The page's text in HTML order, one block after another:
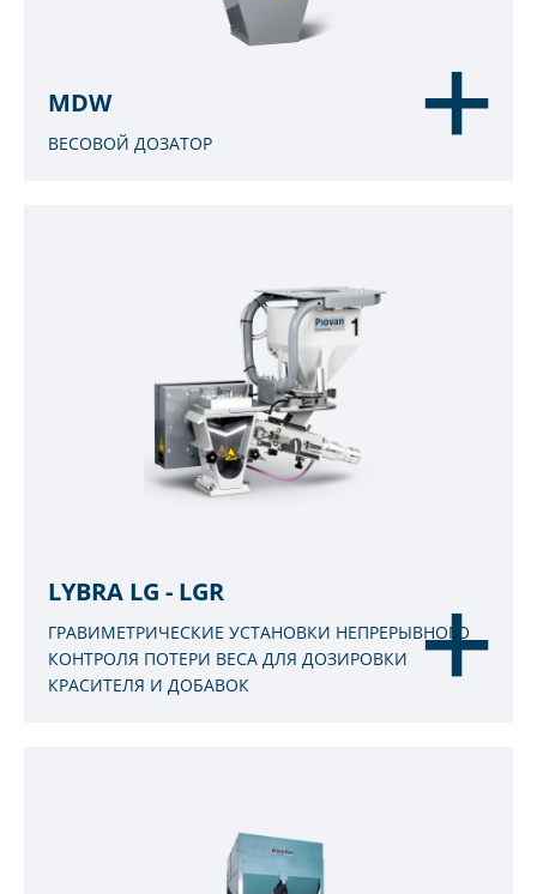
MDW
ВЕСОВОЙ ДОЗАТОР
LYBRA LG - LGR
ГРАВИМЕТРИЧЕСКИЕ УСТАНОВКИ НЕПРЕРЫВНОГО
КОНТРОЛЯ ПОТЕРИ ВЕСА ДЛЯ ДОЗИРОВКИ
КРАСИТЕЛЯ И ДОБАВОК